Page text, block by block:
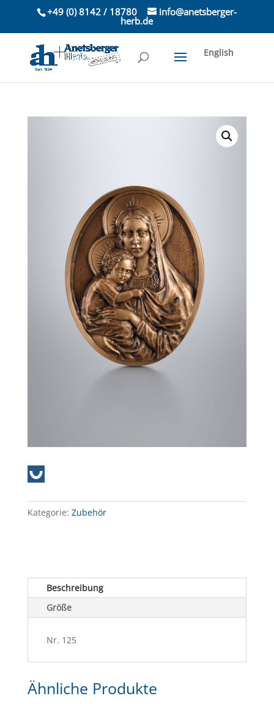
+49 (0) 8142 / 18780 info@anetsberger-
herb.de
English
Kategorie: Zubehör
Beschreibung
Größe
Nr. 125
Ähnliche Produkte